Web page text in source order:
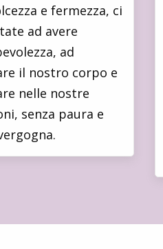
e fermezza, ci
ad avere
ad
il nostro corpo e
nelle nostre
senza paura e